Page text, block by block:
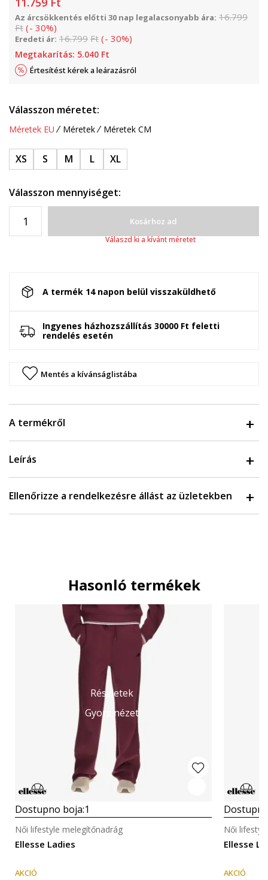
Az árcsökkentés előtti 30 nap legalacsonyabb ára: 16.799
Ft (- 30%)
Eredeti ár: 16.799 Ft (- 30%)
Megtakarítás: 5.040 Ft
Értesítést kérek a leárazásról
Válasszon méretet:
Méretek EU Méretek Méretek CM
XS S M L XL
Válasszon mennyiséget:
Kosárhoz ad
Válaszd ki a kívánt méretet
A termék 14 napon belül visszaküldhető
Ingyenes házhozszállítás 30000 Ft feletti
rendelés esetén
Mentés a kívánságlistába
A termékről
Leírás
Ellenőrizze a rendelkezésre állást az üzletekben
Hasonló termékek
Részletek
Gyors nézet
Dostupno boja:1
Ellesse Ladies
Női lifestyle melegítőnadrág
AKCIÓ
Ellesse
Női
AKCIÓ